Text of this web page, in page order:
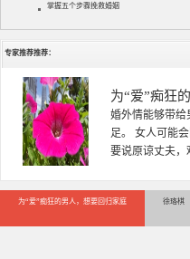
掌握五个步骤挽救婚姻
专家推荐推荐：
徐珞棋
徐珞棋，婚姻家
多年，对婚姻
千小时，积累了
为“爱”痴狂的男人，想要回归家庭 徐珞棋